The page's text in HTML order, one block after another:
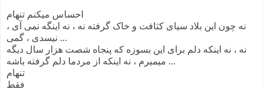
احساس میکنم تنهام
نه چون این بلاد سیای کثافت و خاک گرفته نه ، نه اینگه نمی آی ،
نیسدی ، گمی ...
نه ، نه اینکه دلم برای این بسوزه که پنجاه شصت هزار سال دیگه
میمیرم ، نه اینکه از مردما دلم گرفته باشه ...
تنهام
فقط